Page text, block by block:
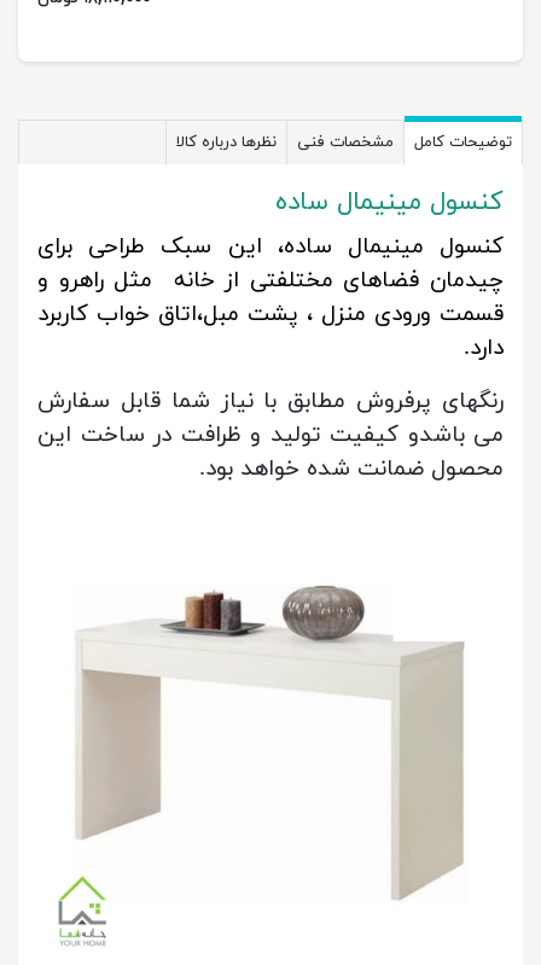
توضیحات کامل مشخصات فنی نظرها درباره کالا
کنسول مینیمال ساده
کنسول مینیمال ساده، این سبک طراحی برای
چیدمان فضاهای مختلفتی از خانه مثل راهرو و
قسمت ورودی منزل ، پشت مبل،اتاق خواب کاربرد
دارد.
رنگهای پرفروش مطابق با نیاز شما قابل سفارش
می باشدو کیفیت تولید و ظرافت در ساخت این
محصول ضمانت شده خواهد بود.